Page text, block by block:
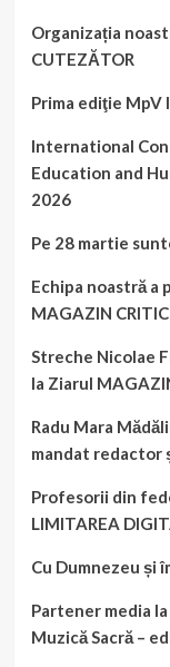
Organizația
CUTEZĂTOR
Prima ediţie MpV
International
Education and
2026
Pe 28 martie
Echipa noastră a
MAGAZIN CRITIC
Streche Nicolae
la Ziarul
Radu Mara
mandat redactor
Profesorii din
LIMITAREA
Cu Dumnezeu și
Partener media
Muzică Sacră –